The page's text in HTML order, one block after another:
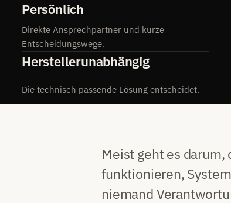
Persönlich
Direkte Ansprechpartner und kurze
Entscheidungswege.
Herstellerunabhängig
Die technisch passende Lösung entscheidet.
Meist geht es darum,
funktionieren,
niemand